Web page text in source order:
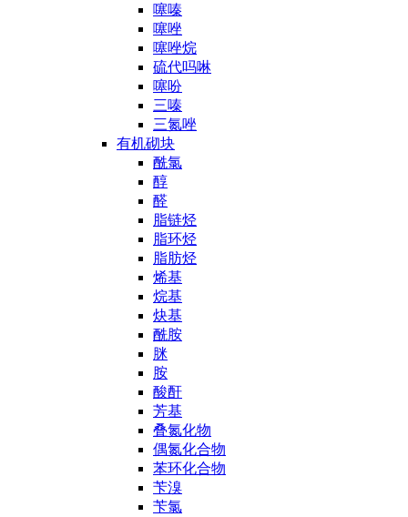
噻嗪
噻唑
噻唑烷
硫代吗啉
噻吩
三嗪
三氮唑
有机砌块
酰氯
醇
醛
脂链烃
脂环烃
脂肪烃
烯基
烷基
炔基
酰胺
脒
胺
酸酐
芳基
叠氮化物
偶氮化合物
苯环化合物
苄溴
苄氯